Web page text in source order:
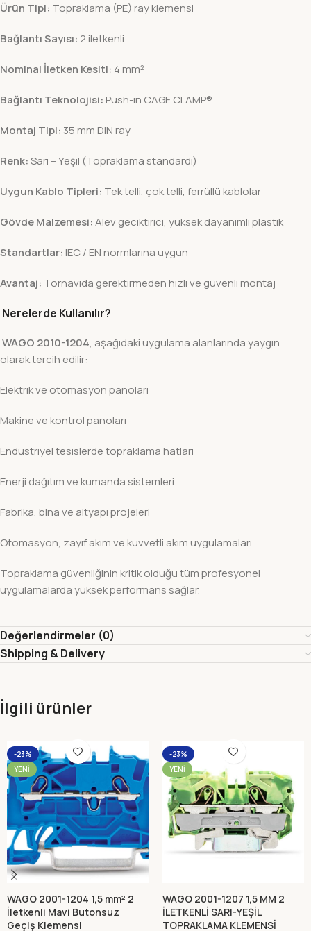
Ürün Tipi: Topraklama (PE) ray klemensi
Bağlantı Sayısı: 2 iletkenli
Nominal İletken Kesiti: 4 mm²
Bağlantı Teknolojisi: Push-in CAGE CLAMP®
Montaj Tipi: 35 mm DIN ray
Renk:Sarı – Yeşil (Topraklama standardı)
Uygun Kablo Tipleri: Tek telli, çok telli, ferrüllü kablolar
Gövde Malzemesi:Alev geciktirici, yüksek dayanımlı plastik
Standartlar: IEC / EN normlarına uygun
Avantaj: Tornavida gerektirmeden hızlı ve güvenli montaj
Nerelerde Kullanılır?
WAGO 2010-1204, aşağıdaki uygulama alanlarında yaygın
olarak tercih edilir:
Elektrik ve otomasyon panoları
Makine ve kontrol panoları
Endüstriyel tesislerde topraklama hatları
Enerji dağıtım ve kumanda sistemleri
Fabrika, bina ve altyapı projeleri
Otomasyon, zayıf akım ve kuvvetli akım uygulamaları
Topraklama güvenliğinin kritik olduğu tüm profesyonel
uygulamalarda yüksek performans sağlar.
Değerlendirmeler (0)
Shipping & Delivery
İlgili ürünler
-23%
YENI
WAGO 2001-1204 1,5 mm² 2
İletkenli Mavi Butonsuz
Geçiş Klemensi
-23%
YENI
WAGO 2001-1207 1,5 MM 2
İLETKENLİ SARI-YEŞİL
TOPRAKLAMA KLEMENSİ